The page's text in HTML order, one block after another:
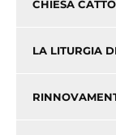
CHIESA
LA LITURGIA